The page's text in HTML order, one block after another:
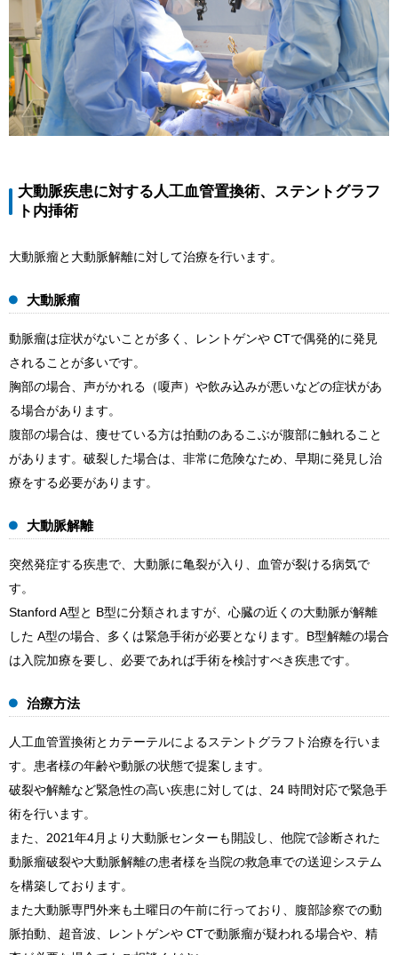
大動脈疾患に対する人工血管置換術、ステントグラフ
ト内挿術
大動脈瘤と大動脈解離に対して治療を行います。
大動脈瘤
動脈瘤は症状がないことが多く、レントゲンや CTで偶発的に発見
されることが多いです。
胸部の場合、声がかれる（嗄声）や飲み込みが悪いなどの症状があ
る場合があります。
腹部の場合は、痩せている方は拍動のあるこぶが腹部に触れること
があります。破裂した場合は、非常に危険なため、早期に発見し治
療をする必要があります。
大動脈解離
突然発症する疾患で、大動脈に亀裂が入り、血管が裂ける病気で
す。
Stanford A型と B型に分類されますが、心臓の近くの大動脈が解離
した A型の場合、多くは緊急手術が必要となります。B型解離の場合
は入院加療を要し、必要であれば手術を検討すべき疾患です。
治療方法
人工血管置換術とカテーテルによるステントグラフト治療を行いま
す。患者様の年齢や動脈の状態で提案します。
破裂や解離など緊急性の高い疾患に対しては、24 時間対応で緊急手
術を行います。
また、2021年4月より大動脈センターも開設し、他院で診断された
動脈瘤破裂や大動脈解離の患者様を当院の救急車での送迎システム
を構築しております。
また大動脈専門外来も土曜日の午前に行っており、腹部診察での動
脈拍動、超音波、レントゲンや CTで動脈瘤が疑われる場合や、精